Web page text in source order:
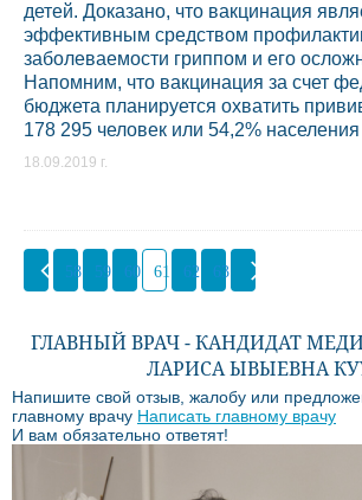
детей. Доказано, что вакцинация
эффективным средством
заболеваемости гриппом и его
Напомним, что вакцинация за счет
бюджета планируется охватить
178 295 человек или 54,2%
18.09.2019 г.
58 59 60 61 62 63
ГЛАВНЫЙ ВРАЧ - КАНДИДАТ
ЛАРИСА ЫВЫЕВНА
Напишите свой отзыв, жалобу или
главному врачу Написать главному врачу
И вам обязательно ответят!